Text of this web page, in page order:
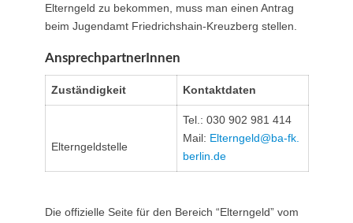
Elterngeld zu bekommen, muss man einen Antrag
beim Jugendamt Friedrichshain-Kreuzberg stellen.
AnsprechpartnerInnen
Zuständigkeit Kontaktdaten
Elterngeldstelle
Tel.: 030 902 981 414
Mail: Elterngeld@ba-fk.
berlin.de
Die offizielle Seite für den Bereich “Elterngeld” vom